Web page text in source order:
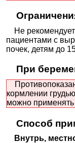
Не
пациентами с
почек, детям до
При
кормлении
можно применять
Способ
Внутрь,